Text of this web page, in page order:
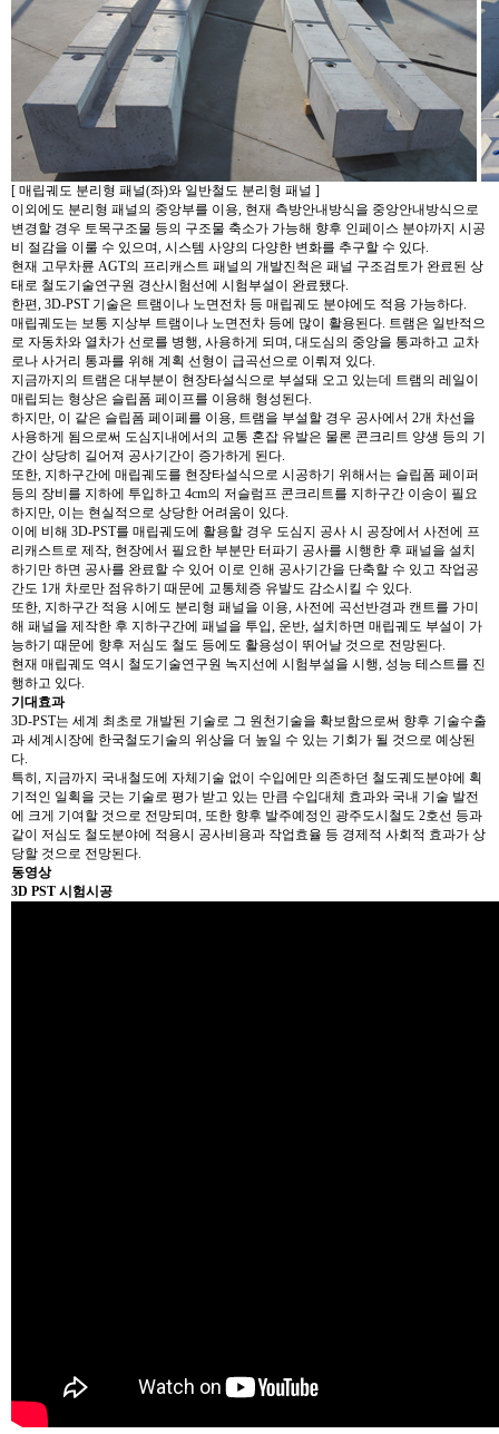
[ 매립궤도 분리형 패널(좌)와 일반철도 분리형 패널 ]
이외에도 분리형 패널의 중앙부를 이용, 현재 측방안내방식을 중앙안내방식으로
변경할 경우 토목구조물 등의 구조물 축소가 가능해 향후 인페이스 분야까지 시공
비 절감을 이룰 수 있으며, 시스템 사양의 다양한 변화를 추구할 수 있다.
현재 고무차륜 AGT의 프리캐스트 패널의 개발진척은 패널 구조검토가 완료된 상
태로 철도기술연구원 경산시험선에 시험부설이 완료됐다.
한편, 3D-PST 기술은 트램이나 노면전차 등 매립궤도 분야에도 적용 가능하다.
매립궤도는 보통 지상부 트램이나 노면전차 등에 많이 활용된다. 트램은 일반적으
로 자동차와 열차가 선로를 병행, 사용하게 되며, 대도심의 중앙을 통과하고 교차
로나 사거리 통과를 위해 계획 선형이 급곡선으로 이뤄져 있다.
지금까지의 트램은 대부분이 현장타설식으로 부설돼 오고 있는데 트램의 레일이
매립되는 형상은 슬립폼 페이프를 이용해 형성된다.
하지만, 이 같은 슬립폼 페이페를 이용, 트램을 부설할 경우 공사에서 2개 차선을
사용하게 됨으로써 도심지내에서의 교통 혼잡 유발은 물론 콘크리트 양생 등의 기
간이 상당히 길어져 공사기간이 증가하게 된다.
또한, 지하구간에 매립궤도를 현장타설식으로 시공하기 위해서는 슬립폼 페이퍼
등의 장비를 지하에 투입하고 4cm의 저슬럼프 콘크리트를 지하구간 이송이 필요
하지만, 이는 현실적으로 상당한 어려움이 있다.
이에 비해 3D-PST를 매립궤도에 활용할 경우 도심지 공사 시 공장에서 사전에 프
리캐스트로 제작, 현장에서 필요한 부분만 터파기 공사를 시행한 후 패널을 설치
하기만 하면 공사를 완료할 수 있어 이로 인해 공사기간을 단축할 수 있고 작업공
간도 1개 차로만 점유하기 때문에 교통체증 유발도 감소시킬 수 있다.
또한, 지하구간 적용 시에도 분리형 패널을 이용, 사전에 곡선반경과 캔트를 가미
해 패널을 제작한 후 지하구간에 패널을 투입, 운반, 설치하면 매립궤도 부설이 가
능하기 때문에 향후 저심도 철도 등에도 활용성이 뛰어날 것으로 전망된다.
현재 매립궤도 역시 철도기술연구원 녹지선에 시험부설을 시행, 성능 테스트를 진
행하고 있다.
기대효과
3D-PST는 세계 최초로 개발된 기술로 그 원천기술을 확보함으로써 향후 기술수출
과 세계시장에 한국철도기술의 위상을 더 높일 수 있는 기회가 될 것으로 예상된
다.
특히, 지금까지 국내철도에 자체기술 없이 수입에만 의존하던 철도궤도분야에 획
기적인 일획을 긋는 기술로 평가 받고 있는 만큼 수입대체 효과와 국내 기술 발전
에 크게 기여할 것으로 전망되며, 또한 향후 발주예정인 광주도시철도 2호선 등과
같이 저심도 철도분야에 적용시 공사비용과 작업효율 등 경제적 사회적 효과가 상
당할 것으로 전망된다.
동영상
3D PST 시험시공